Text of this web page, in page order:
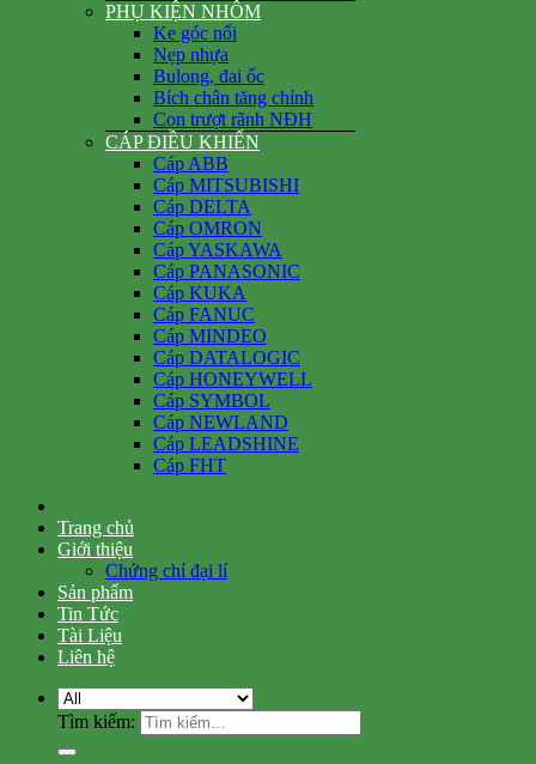
PHỤ KIỆN NHÔM
Ke góc nổi
Nẹp nhựa
Bulong, đai ốc
Bích chân tăng chỉnh
Con trượt rãnh NĐH
CÁP ĐIỀU KHIỂN
Cáp ABB
Cáp MITSUBISHI
Cáp DELTA
Cáp OMRON
Cáp YASKAWA
Cáp PANASONIC
Cáp KUKA
Cáp FANUC
Cáp MINDEO
Cáp DATALOGIC
Cáp HONEYWELL
Cáp SYMBOL
Cáp NEWLAND
Cáp LEADSHINE
Cáp FHT
Trang chủ
Giới thiệu
Chứng chỉ đại lí
Sản phẩm
Tin Tức
Tài Liệu
Liên hệ
Tìm kiếm: